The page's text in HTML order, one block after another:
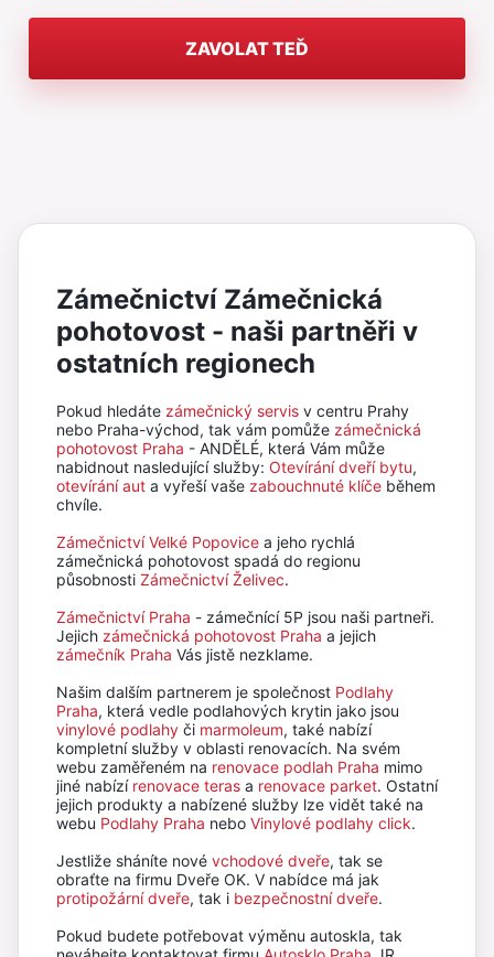
ZAVOLAT TEĎ
Zámečnictví Zámečnická
pohotovost - naši partněři v
ostatních regionech
Pokud hledáte zámečnický servis v centru Prahy
nebo Praha-východ, tak vám pomůže zámečnická
pohotovost Praha - ANDĚLÉ, která Vám může
nabidnout nasledující služby: Otevírání dveří bytu,
otevírání aut a vyřeší vaše zabouchnuté klíče během
chvíle.
Zámečnictví Velké Popovice a jeho rychlá
zámečnická pohotovost spadá do regionu
působnosti Zámečnictví Želivec.
Zámečnictví Praha - zámečnící 5P jsou naši partneři.
Jejich zámečnická pohotovost Praha a jejich
zámečník Praha Vás jistě nezklame.
Našim dalším partnerem je společnost Podlahy
Praha, která vedle podlahových krytin jako jsou
vinylové podlahy či marmoleum, také nabízí
kompletní služby v oblasti renovacích. Na svém
webu zaměřeném na renovace podlah Praha mimo
jiné nabízí renovace teras a renovace parket. Ostatní
jejich produkty a nabízené služby lze vidět také na
webu Podlahy Praha nebo Vinylové podlahy click.
Jestliže sháníte nové vchodové dveře, tak se
obraťte na firmu Dveře OK. V nabídce má jak
protipožární dveře, tak i bezpečnostní dveře.
Pokud budete potřebovat výměnu autoskla, tak